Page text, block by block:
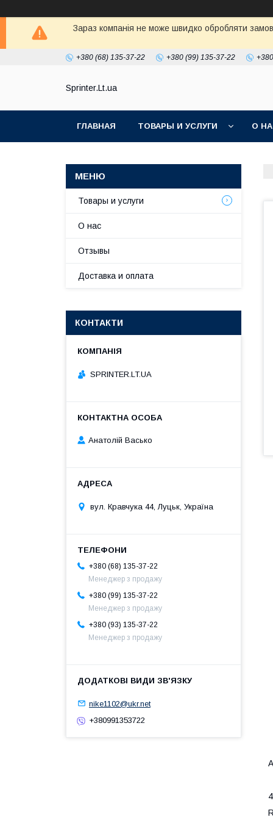
Зараз компанія не може швидко обробляти
+380 (68) 135-37-22 +380 (99) 135-37-22
Sprinter.Lt.ua
ГЛАВНАЯ ТОВАРЫ И УСЛУГИ О
Товары и услуги
О нас
Отзывы
Доставка и оплата
КОНТАКТИ
SPRINTER.LT.UA
Анатолій Васько
вул. Кравчука 44, Луцьк, Україна
+380 (68) 135-37-22
Менеджер з продажу
+380 (99) 135-37-22
Менеджер з продажу
+380 (93) 135-37-22
Менеджер з продажу
nike1102@ukr.net
+380991353722